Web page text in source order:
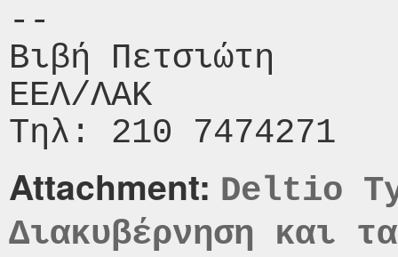
--
Βιβή Πετσιώτη
ΕΕΛ/ΛΑΚ
Attachment: Deltio
Διακυβέρνηση και